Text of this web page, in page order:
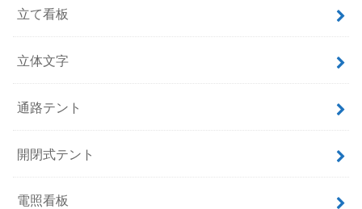
立て看板
立体文字
通路テント
開閉式テント
電照看板